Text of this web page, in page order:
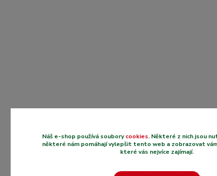
Náš e-shop používá souborycookies. Některé z nich jsou
některé nám pomáhají vylepšit tento web a zobrazovat
které vás nejvíce zajímají.